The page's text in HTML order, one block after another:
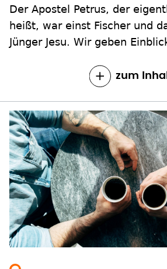
Der Apostel Petrus, der
heißt, war einst Fischer und
Jünger Jesu. Wir geben
zum